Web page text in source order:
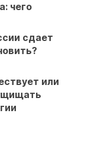
чего
сдает
или